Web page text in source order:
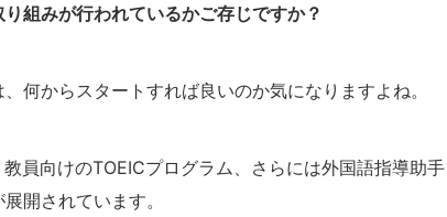
組みが行われているかご存じですか？
何からスタートすれば良いのか気になりますよね。
員向けのTOEICプログラム、さらには外国語指導助手
開されています。